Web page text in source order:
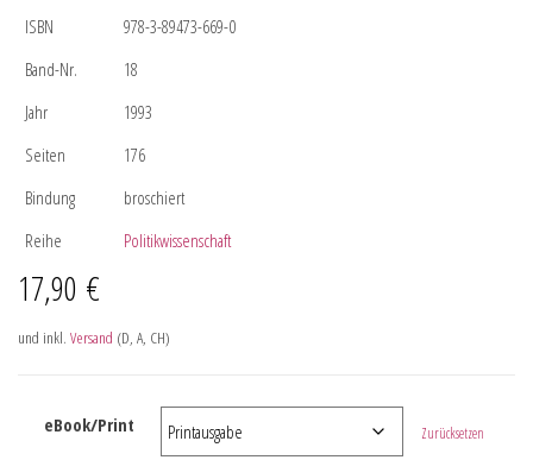
ISBN
978-3-89473-669-0
Band-Nr.
18
Jahr
1993
Seiten
176
Bindung
broschiert
Reihe
Politikwissenschaft
17,90 €
und inkl. Versand (D, A, CH)
eBook/Print Zurücksetzen